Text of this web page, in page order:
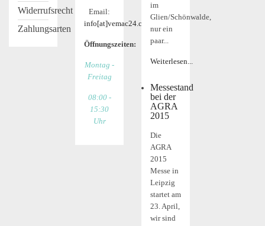
Widerrufsrecht
Zahlungsarten
Email:
info[at]vemac24.com
Öffnungszeiten:
Montag -
Freitag
08:00 -
15:30
Uhr
im
Glien/Schönwalde,
nur ein
paar...
Weiterlesen...
Messestand
bei der
AGRA
2015
Die
AGRA
2015
Messe in
Leipzig
startet am
23. April,
wir sind